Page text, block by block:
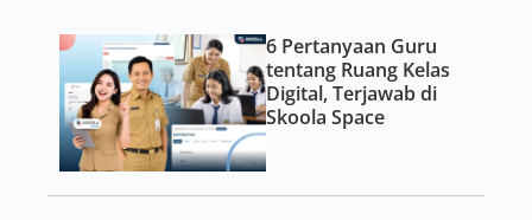
6 Pertanyaan Guru
tentang Ruang Kelas
Digital, Terjawab di
Skoola Space